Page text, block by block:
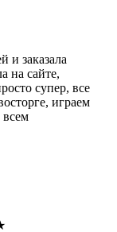
и заказала
на сайте,
супер, все
играем
всем